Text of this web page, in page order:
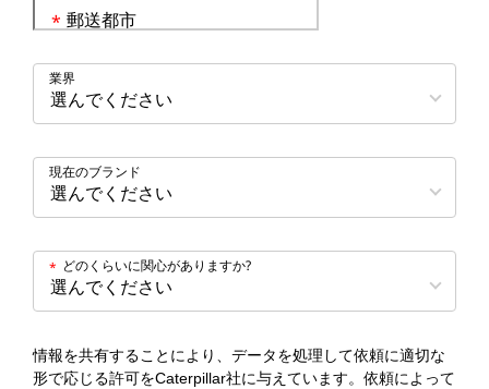
郵送都市
*
業界
現在のブランド
どのくらいに関心がありますか?
*
情報を共有することにより、データを処理して依頼に適切な
形で応じる許可をCaterpillar社に与えています。依頼によって